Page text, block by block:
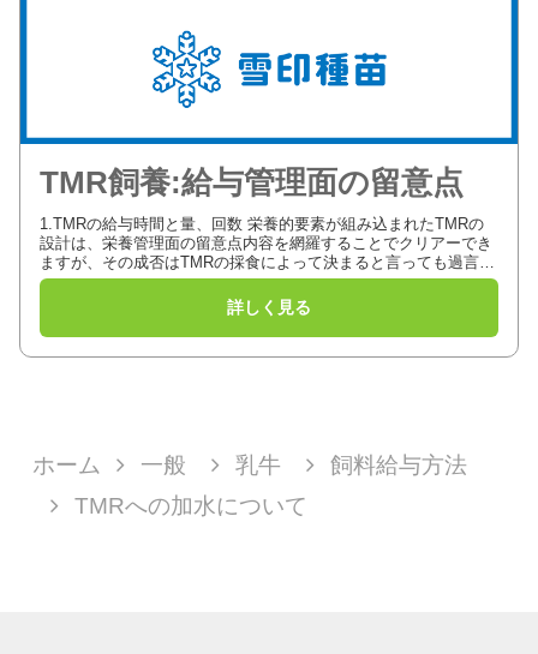
TMR飼養:給与管理面の留意点
1.TMRの給与時間と量、回数 栄養的要素が組み込まれたTMRの
設計は、栄養管理面の留意点内容を網羅することでクリアーでき
ますが、その成否はTMRの採食によって決まると言っても過言で
はありません。 如何により多くのTMRを採食させるかは、給...
ホーム 一般 乳牛
飼料給与方法
TMRへの加水について